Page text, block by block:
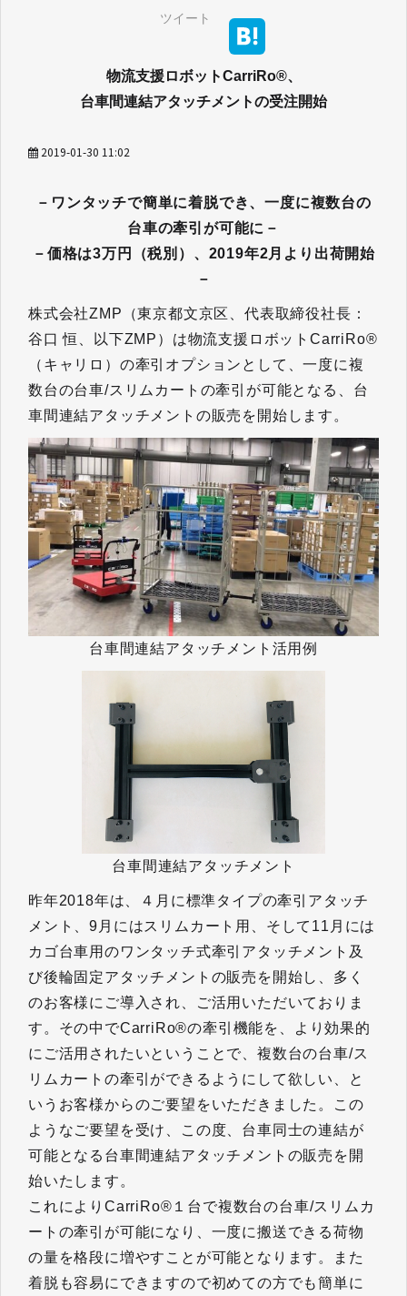
ツイート
物流支援ロボットCarriRo®、
台車間連結アタッチメントの受注開始
2019-01-30 11:02
－ワンタッチで簡単に着脱でき、一度に複数台の
台車の牽引が可能に－
－価格は3万円（税別）、2019年2月より出荷開始
－
株式会社ZMP（東京都文京区、代表取締役社長：
谷口 恒、以下ZMP）は物流支援ロボットCarriRo®
（キャリロ）の牽引オプションとして、一度に複
数台の台車/スリムカートの牽引が可能となる、台
車間連結アタッチメントの販売を開始します。
台車間連結アタッチメント活用例
台車間連結アタッチメント
昨年2018年は、４月に標準タイプの牽引アタッチ
メント、9月にはスリムカート用、そして11月には
カゴ台車用のワンタッチ式牽引アタッチメント及
び後輪固定アタッチメントの販売を開始し、多く
のお客様にご導入され、ご活用いただいておりま
す。その中でCarriRo®の牽引機能を、より効果的
にご活用されたいということで、複数台の台車/ス
リムカートの牽引ができるようにして欲しい、と
いうお客様からのご要望をいただきました。この
ようなご要望を受け、この度、台車同士の連結が
可能となる台車間連結アタッチメントの販売を開
始いたします。
これによりCarriRo®１台で複数台の台車/スリムカ
ートの牽引が可能になり、一度に搬送できる荷物
の量を格段に増やすことが可能となります。また
着脱も容易にできますので初めての方でも簡単に